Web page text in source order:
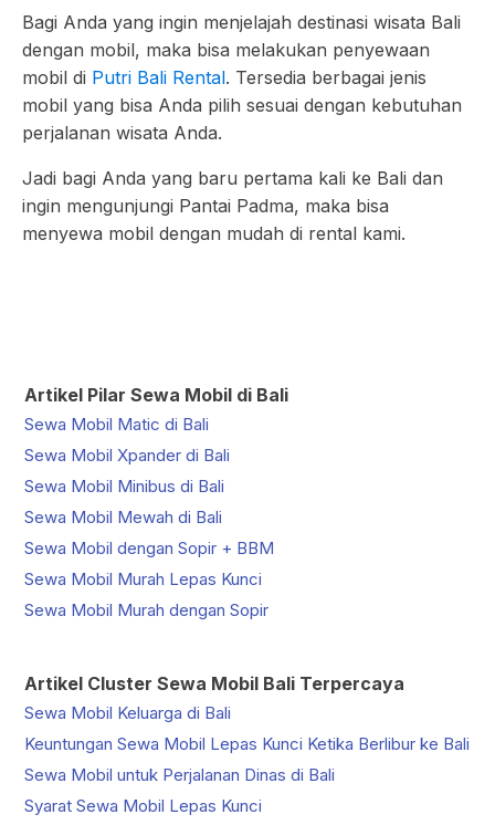
Bagi Anda yang ingin menjelajah destinasi wisata Bali
dengan mobil, maka bisa melakukan penyewaan
mobil di Putri Bali Rental. Tersedia berbagai jenis
mobil yang bisa Anda pilih sesuai dengan kebutuhan
perjalanan wisata Anda.
Jadi bagi Anda yang baru pertama kali ke Bali dan
ingin mengunjungi Pantai Padma, maka bisa
menyewa mobil dengan mudah di rental kami.
Artikel Pilar Sewa Mobil di Bali
Sewa Mobil Matic di Bali
Sewa Mobil Xpander di Bali
Sewa Mobil Minibus di Bali
Sewa Mobil Mewah di Bali
Sewa Mobil dengan Sopir + BBM
Sewa Mobil Murah Lepas Kunci
Sewa Mobil Murah dengan Sopir
Artikel Cluster Sewa Mobil Bali Terpercaya
Sewa Mobil Keluarga di Bali
Keuntungan Sewa Mobil Lepas Kunci Ketika Berlibur ke Bali
Sewa Mobil untuk Perjalanan Dinas di Bali
Syarat Sewa Mobil Lepas Kunci